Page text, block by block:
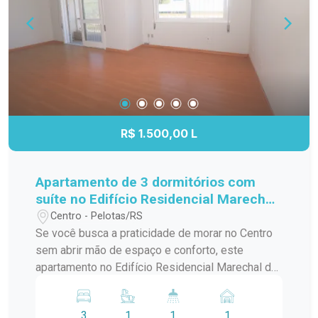
estratégica, praticidade e conforto para facilitar o
seu dia a dia.
R$ 1.500,00 L
Apartamento de 3 dormitórios com
suíte no Edifício Residencial Marechal
de Ferro - Centro - Pelotas
Centro - Pelotas/RS
Se você busca a praticidade de morar no Centro
sem abrir mão de espaço e conforto, este
apartamento no Edifício Residencial Marechal de
amplos, bem distribuídos e funcionais, o imóvel